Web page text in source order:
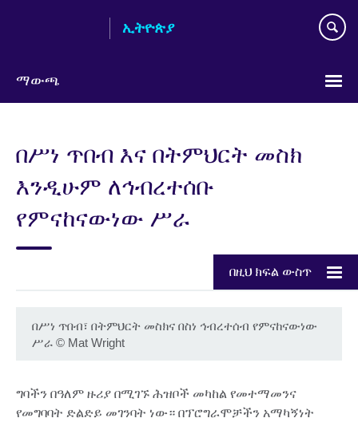
ኢትዮጵያ
ማውጫ
language
በሥነ ጥበብ እና በትምህርት መስክ
እንዲሁም ለኅብረተሰቡ
የምናከናውነው ሥራ
በዚህ ክፍል ውስጥ
በሥነ ጥበብ፣ በትምህርት መስክና በስነ ኅብረተሰብ የምናከናውነው
ሥራ © Mat Wright
ግባችን በዓለም ዙሪያ በሚገኙ ሕዝቦች መካከል የመተማመንና
የመግባባት ድልድይ መገንባት ነው። በፕሮግራሞቻችን አማካኝነት